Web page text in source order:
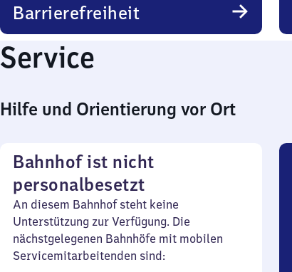
Barrierefreiheit
Service
Hilfe und Orientierung vor Ort
Bahnhof ist nicht
personalbesetzt
An diesem Bahnhof steht keine
Unterstützung zur Verfügung. Die
nächstgelegenen Bahnhöfe mit mobilen
Servicemitarbeitenden sind: